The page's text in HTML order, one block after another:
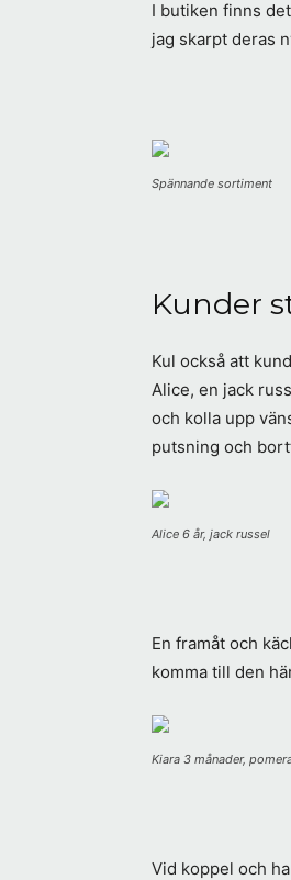
I butiken finns
jag skarpt deras
Spännande sortiment
Kunder
Kul också att
Alice, en jack
och kolla upp
putsning och
Alice 6 år, jack russel
En framåt och
komma till den
Kiara 3 månader,
Vid koppel och